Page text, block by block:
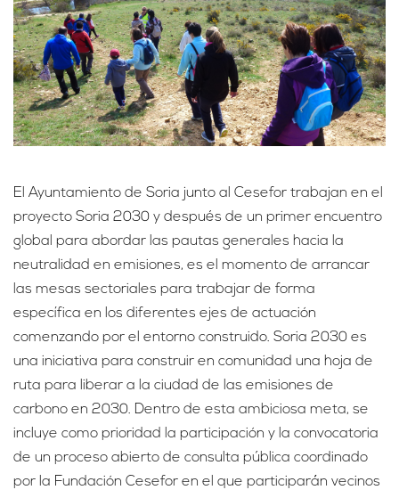
El Ayuntamiento de Soria junto al Cesefor trabajan en el
proyecto Soria 2030 y después de un primer encuentro
global para abordar las pautas generales hacia la
neutralidad en emisiones, es el momento de arrancar
las mesas sectoriales para trabajar de forma
específica en los diferentes ejes de actuación
comenzando por el entorno construido. Soria 2030 es
una iniciativa para construir en comunidad una hoja de
ruta para liberar a la ciudad de las emisiones de
carbono en 2030. Dentro de esta ambiciosa meta, se
incluye como prioridad la participación y la convocatoria
de un proceso abierto de consulta pública coordinado
por la Fundación Cesefor en el que participarán vecinos